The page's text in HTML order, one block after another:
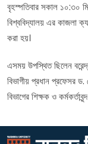
বৃহস্পতিবার সকাল ১০:৩০
বিশ্ববিদ্যালয় এর কাজলা
করা হয়।
এসময় উপস্থিত ছিলেন
বিভাগীয় প্রধান প্রফেসর
বিভাগের শিক্ষক ও